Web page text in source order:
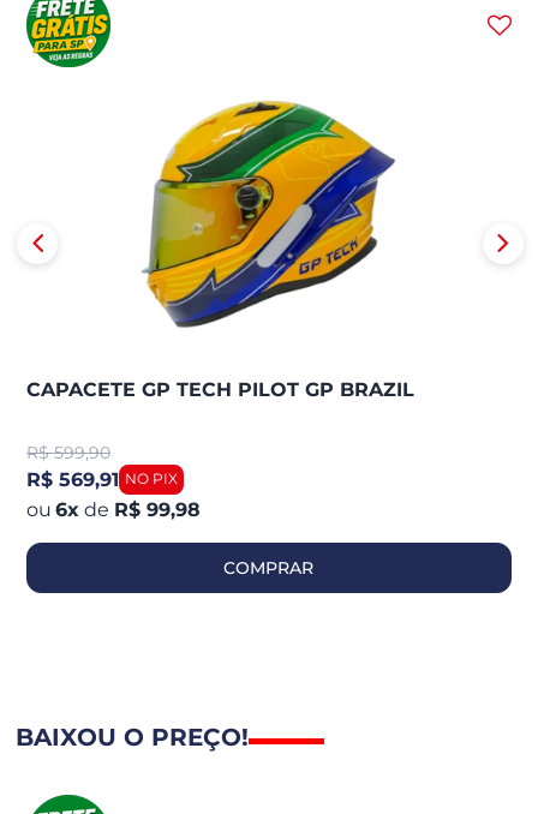
CAPACETE GP TECH PILOT GP BRAZIL
R$ 599,90
R$ 569,91
6x de R$ 99,98
COMPRAR
BAIXOU O PREÇO!